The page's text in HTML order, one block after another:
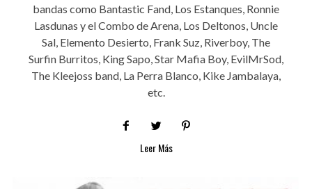
bandas como Bantastic Fand, Los Estanques, Ronnie
Lasdunas y el Combo de Arena, Los Deltonos, Uncle
Sal, Elemento Desierto, Frank Suz, Riverboy, The
Surfin Burritos, King Sapo, Star Mafia Boy, EvilMrSod,
The Kleejoss band, La Perra Blanco, Kike Jambalaya,
etc.
Leer Más